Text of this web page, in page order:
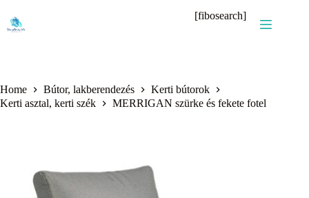
content
[fibosearch]
Home Bútor, lakberendezés
Kerti bútorok
Kerti asztal, kerti szék
MERRIGAN szürke és fekete fotel